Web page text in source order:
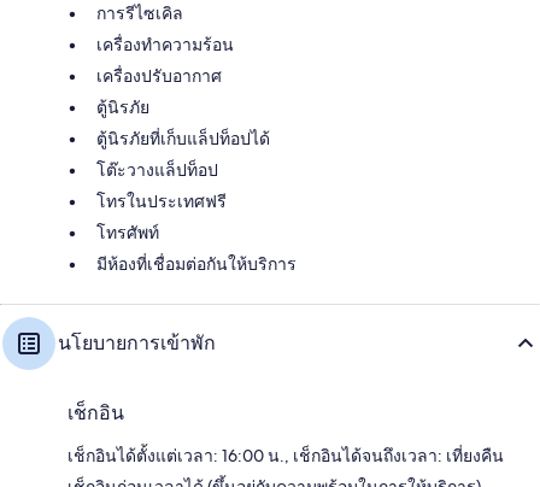
การรีไซเคิล
เครื่องทำความร้อน
เครื่องปรับอากาศ
ตู้นิรภัย
ตู้นิรภัยที่เก็บแล็ปท็อปได้
โต๊ะวางแล็ปท็อป
โทรในประเทศฟรี
โทรศัพท์
มีห้องที่เชื่อมต่อกันให้บริการ
นโยบายการเข้าพัก
เช็กอิน
เช็กอินได้ตั้งแต่เวลา: 16:00 น., เช็กอินได้จนถึงเวลา: เที่ยงคืน